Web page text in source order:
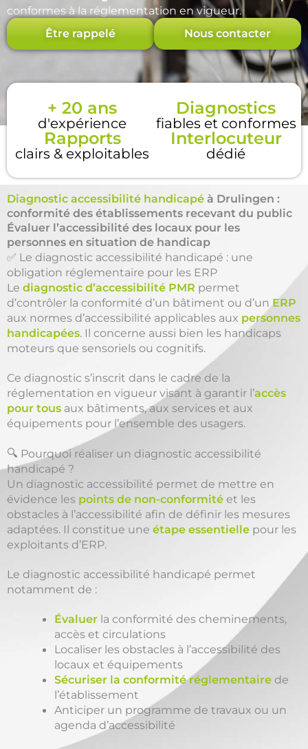
conformes à la réglementation en vigueur.
Être rappelé Nous contacter
+ 20 ans
d'expérience
Diagnostics
fiables et conformes
Rapports
clairs & exploitables
Interlocuteur
dédié
Diagnostic accessibilité handicapé à Drulingen :
conformité des établissements recevant du public
Évaluer l’accessibilité des locaux pour les
personnes en situation de handicap
✅ Le diagnostic accessibilité handicapé : une
obligation réglementaire pour les ERP
Le diagnostic d’accessibilité PMR permet
d’contrôler la conformité d’un bâtiment ou d’un ERP
aux normes d’accessibilité applicables aux personnes
handicapées. Il concerne aussi bien les handicaps
moteurs que sensoriels ou cognitifs.
Ce diagnostic s’inscrit dans le cadre de la
réglementation en vigueur visant à garantir l’accès
pour tous aux bâtiments, aux services et aux
équipements pour l’ensemble des usagers.
🔍 Pourquoi réaliser un diagnostic accessibilité
handicapé ?
Un diagnostic accessibilité permet de mettre en
évidence les points de non-conformité et les
obstacles à l’accessibilité afin de définir les mesures
adaptées. Il constitue une étape essentielle pour les
exploitants d’ERP.
Le diagnostic accessibilité handicapé permet
notamment de :
Évaluer la conformité des cheminements,
accès et circulations
Localiser les obstacles à l’accessibilité des
locaux et équipements
Sécuriser la conformité réglementaire de
l’établissement
Anticiper un programme de travaux ou un
agenda d’accessibilité